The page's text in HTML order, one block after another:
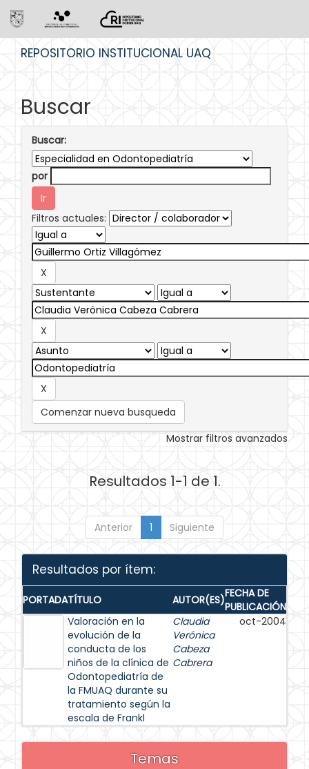
REPOSITORIO INSTITUCIONAL UAQ
Buscar
Buscar:
por
Filtros actuales:
Comenzar nueva busqueda
Mostrar filtros avanzados
Resultados 1-1 de 1.
Anterior 1 Siguiente
Resultados por ítem:
PORTADATÍTULO AUTOR(ES)FECHA DE
PUBLICACIÓN
Valoración en la
evolución de la
conducta de los
niños de la clínica de
Odontopediatría de
la FMUAQ durante su
tratamiento según la
escala de Frankl
Claudia
Verónica
Cabeza
Cabrera
oct-2004
Temas